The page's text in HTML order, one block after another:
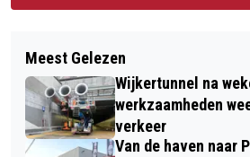
Meest Gelezen
Wijkertunnel na
werkzaamheden
verkeer
Van de haven naar